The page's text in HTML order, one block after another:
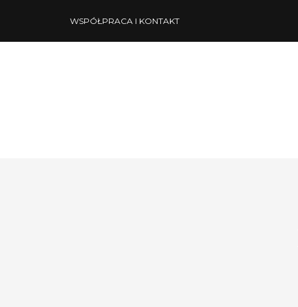
WSPÓŁPRACA I KONTAKT